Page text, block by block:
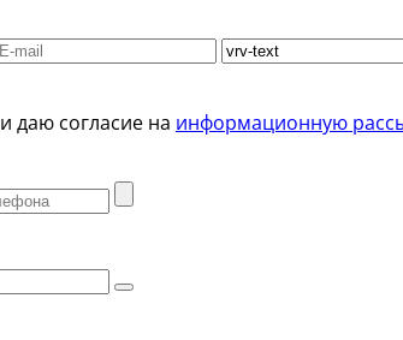
и даю согласие на информационную